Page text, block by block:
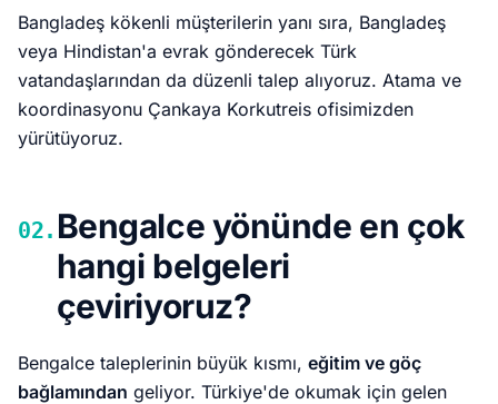
Bangladeş kökenli müşterilerin yanı sıra, Bangladeş
veya Hindistan'a evrak gönderecek Türk
vatandaşlarından da düzenli talep alıyoruz. Atama ve
koordinasyonu Çankaya Korkutreis ofisimizden
yürütüyoruz.
02. Bengalce yönünde en çok
hangi belgeleri
çeviriyoruz?
Bengalce taleplerinin büyük kısmı, eğitim ve göç
bağlamından geliyor. Türkiye'de okumak için gelen